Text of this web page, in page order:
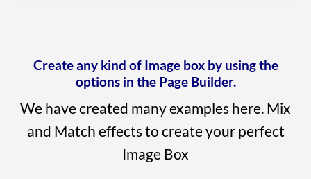
Create any kind of Image box by using the
options in the Page Builder.
We have created many examples here. Mix
and Match effects to create your perfect
Image Box